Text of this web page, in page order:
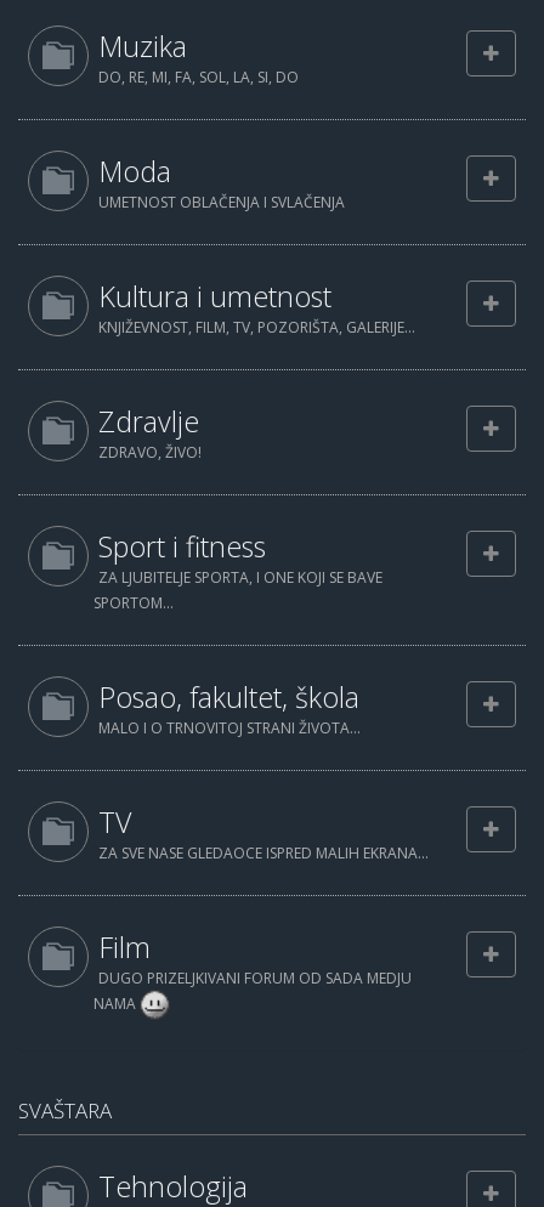
Muzika
DO, RE, MI, FA, SOL, LA, SI, DO
Moda
UMETNOST OBLAČENJA I SVLAČENJA
Kultura i umetnost
KNJIŽEVNOST, FILM, TV, POZORIŠTA, GALERIJE...
Zdravlje
ZDRAVO, ŽIVO!
Sport i fitness
ZA LJUBITELJE SPORTA, I ONE KOJI SE BAVE
SPORTOM...
Posao, fakultet, škola
MALO I O TRNOVITOJ STRANI ŽIVOTA...
TV
ZA SVE NASE GLEDAOCE ISPRED MALIH EKRANA...
Film
DUGO PRIZELJKIVANI FORUM OD SADA MEDJU
NAMA
SVAŠTARA
Tehnologija